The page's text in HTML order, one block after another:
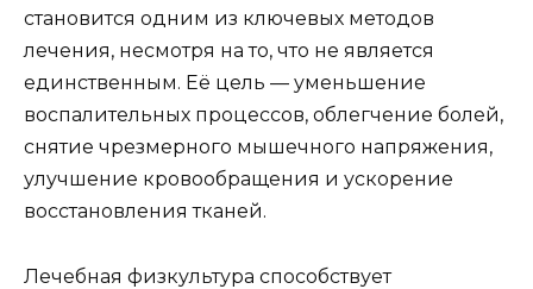
становится одним из ключевых методов
лечения, несмотря на то, что не является
единственным. Её цель — уменьшение
воспалительных процессов, облегчение болей,
снятие чрезмерного мышечного напряжения,
улучшение кровообращения и ускорение
восстановления тканей.
Лечебная физкультура способствует